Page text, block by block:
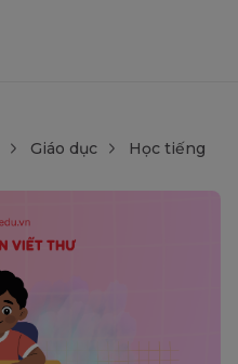
Giáo dục
Học tiếng